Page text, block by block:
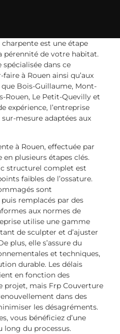
est une étape
pérennité de votre habitat.
dans ce
à Rouen ainsi qu’aux
Bois-Guillaume, Mont-
Rouen, Le Petit-Quevilly et
expérience, l’entreprise
mesure adaptées aux
à Rouen, effectuée par
en plusieurs étapes clés.
structurel complet est
faibles de l’ossature.
sont
remplacés par des
aux normes de
utilise une gamme
de sculpter et d’ajuster
plus, elle s’assure du
et techniques,
durable. Les délais
en fonction des
projet, mais Frp Couverture
dans des
les désagréments.
vous bénéficiez d’une
long du processus.